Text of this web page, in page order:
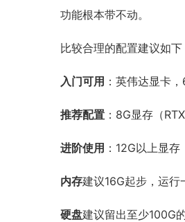
功能根本带不动。
比较合理的配置建议如下
入门可用 ：英伟达显卡
推荐配置 ：8G显存（
进阶使用 ：12G以上显
内存建议16G起步，运行
硬盘建议留出至少100G